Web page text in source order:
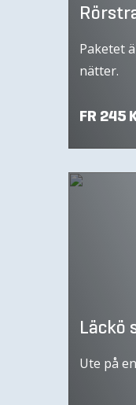
Paketet
nätter.
FR 245
Läckö
Ute på